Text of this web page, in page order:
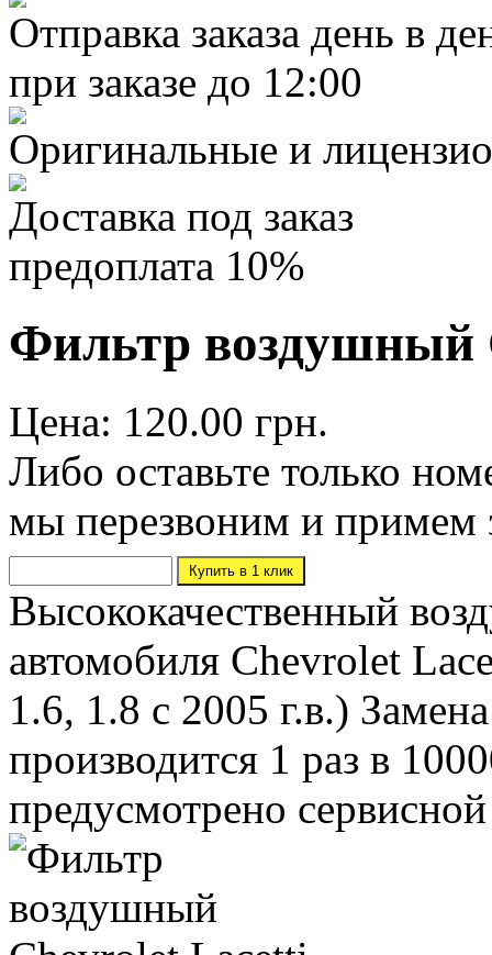
Отправка заказа день в
при заказе до 12:00
Оригинальные и
Доставка под заказ
предоплата 10%
Фильтр воздушный
Цена: 120.00 грн.
Либо оставьте только
мы перезвоним и примем
Высококачественный
автомобиля Chevrolet
1.6, 1.8 с 2005 г.в.)
производится 1 раз в
предусмотрено